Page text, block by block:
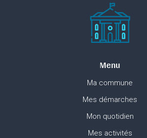
Menu
Ma commune
Mes démarches
Mon quotidien
Mes activités